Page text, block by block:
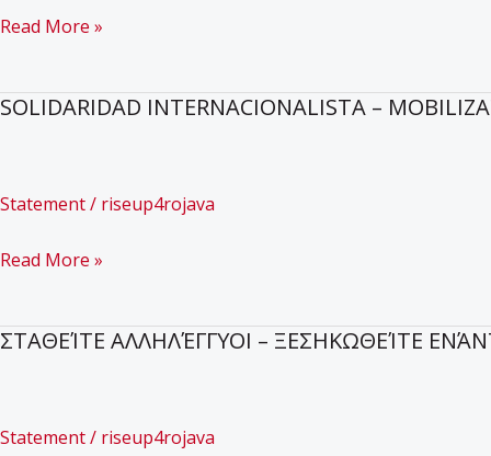
“Una
a
turco”
Read More »
SOLIDARIDAD INTERNACIONALISTA –
Statement/ riseup4rojava
SOLIDARIDAD
–
Read More »
ΣΤΑΘΕΊΤΕ ΑΛΛΗΛΈΓΓΥΟΙ – ΞΕΣΗΚΩΘΕΊΤΕ
Statement/ riseup4rojava